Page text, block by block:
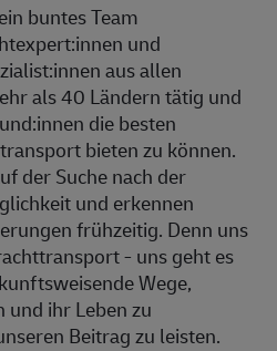
buntes Team
und
aus allen
als 40 Ländern tätig und
die besten
bieten zu können.
der Suche nach der
und erkennen
frühzeitig. Denn uns
- uns geht es
Wege,
und ihr Leben zu
Beitrag zu leisten.